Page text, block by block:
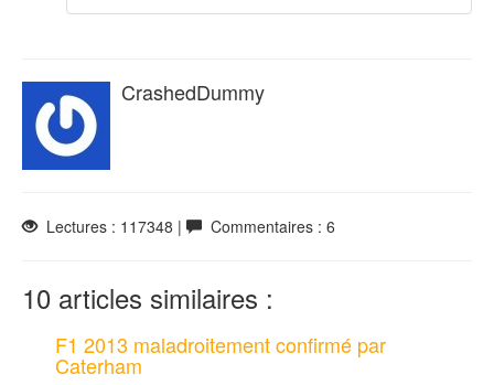
CrashedDummy
Lectures : 117348 | Commentaires : 6
10 articles similaires :
F1 2013 maladroitement confirmé par
Caterham